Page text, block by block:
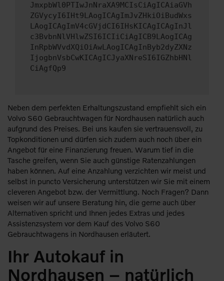
JmxpbWl0PTIwJnNraXA9MCIsCiAgICAiaGVh
ZGVycyI6IHt9LAogICAgImJvZHkiOiBudWxs
LAogICAgImV4cGVjdCI6IHsKICAgICAgInJl
c3BvbnNlVHlwZSI6ICIiCiAgICB9LAogICAg
InRpbWVvdXQiOiAwLAogICAgInByb2dyZXNz
IjogbnVsbCwKICAgICJyaXNreSI6IGZhbHNl
CiAgfQp9
Neben dem perfekten Erhaltungszustand empfiehlt sich ein
Volvo S60 Gebrauchtwagen für Nordhausen natürlich auch
aufgrund des Preises. Bei uns kaufen sie vertrauensvoll, zu
Topkonditionen und dürfen sich zudem auch noch über ein
Angebot für eine Finanzierung freuen. Warum tief in die
Tasche greifen, wenn Sie auch günstige Ratenzahlungen
haben können. Auf eine Anzahlung verzichten wir meist und
selbst in puncto Versicherung unterstützen wir Sie mit einem
cleveren Angebot bzw. der Vermittlung. Noch Fragen? Dann
weisen wir auf unsere Beratung hin, die gerne auch über
Alternativen spricht und Ihnen jedes Extras und jedes
Assistenzsystem vor dem Kauf des Volvo S60
Gebrauchtwagens in Nordhausen erläutert.
Ihr Autokauf in
Nordhausen – natürlich